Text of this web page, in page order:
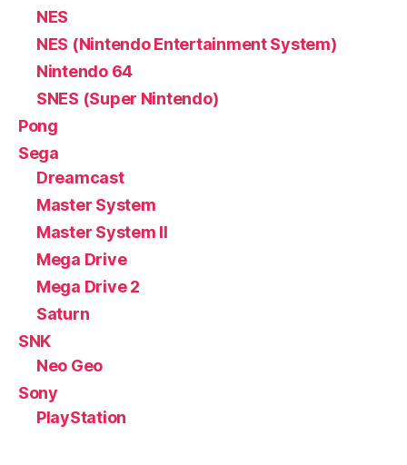
NES
NES (Nintendo Entertainment System)
Nintendo 64
SNES (Super Nintendo)
Pong
Sega
Dreamcast
Master System
Master System II
Mega Drive
Mega Drive 2
Saturn
SNK
Neo Geo
Sony
PlayStation